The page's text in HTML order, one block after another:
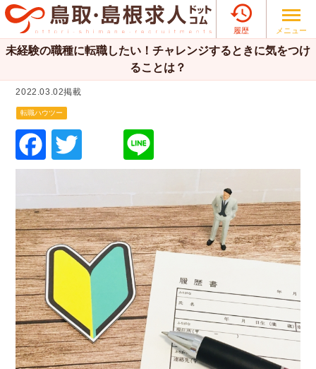

履歴 メニュー
未経験の職種に転職したい！チャレンジするときに気をつけ
ることは？
2022.03.02掲載
転職ハウツー
F
a
e
b
o
o
k
wi
er
n